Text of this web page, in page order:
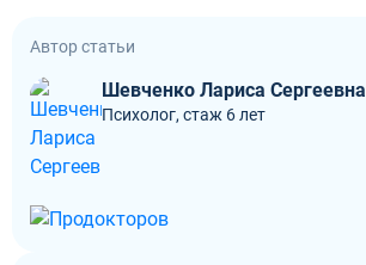
Автор статьи
Шевченко Лариса Сергеевна
Психолог, стаж 6 лет